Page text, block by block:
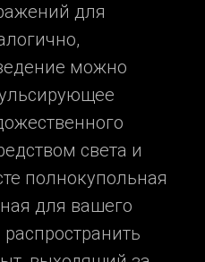
для
можно
света и
полнокупольная
для вашего